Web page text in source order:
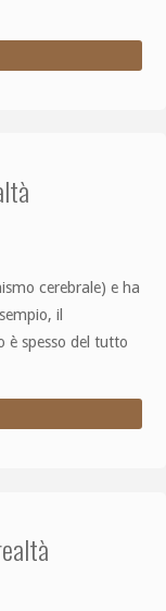
cerebrale) e ha
il
è spesso del tutto